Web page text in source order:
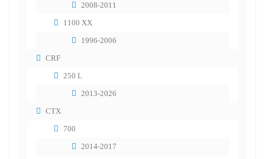
2008-2011
1100 XX
1996-2006
CRF
250 L
2013-2026
CTX
700
2014-2017